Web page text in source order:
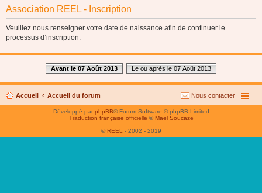
Association REEL - Inscription
Veuillez nous renseigner votre date de naissance afin de continuer le
processus d’inscription.
Avant le 07 Août 2013 Le ou après le 07 Août 2013
Accueil Accueil du forum Nous contacter
Développé parphpBB® Forum Software © phpBB Limited
Traduction française officielle © Maël Soucaze
© REEL - 2002 - 2019